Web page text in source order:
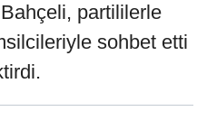
partililerle
sohbet etti